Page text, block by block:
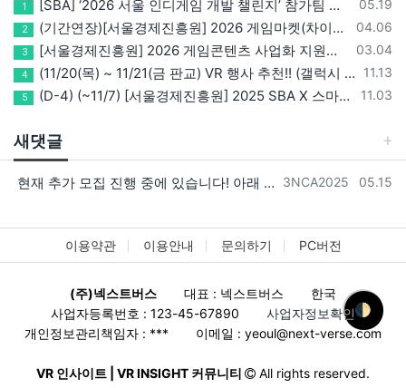
🌓
등록일
05.19
1 [SBA] ‘2026 서울 인디게임 개발 챌린지’ 참가팀 모집
등록일
04.06
2 (기간연장)[서울경제진흥원] 2026 게임마켓(차이나조이, BIC, 지스타) 서울관 참가기업 모집!(~5/8 15:00)
등록일
03.04
3 [서울경제진흥원] 2026 게임콘텐츠 사업화 지원사업 참가기업 모집(~3/26까지)
등록일
11.13
4 (11/20(목) ~ 11/21(금 판교) VR 행사 추천!! (갤럭시 XR/ 애플 비전프로 등 기기 체험, 메타퀘스트 경품)
등록일
11.03
5 (D-4) (~11/7) [서울경제진흥원] 2025 SBA X 스마일게이트, ‘게임랩 with STOVE INDIE’ 참가기업 모집
새댓글
등록자
3NCA2025 등록일
05.15
현재 추가 모집 진행 중에 있습니다! 아래 링크로 확인 부탁드리겠습니다~! https://next-verse.com/community/1…
이용약관 이용안내 문의하기 PC버전
(주)넥스트버스 대표 : 넥스트버스
한국
사업자등록번호 : 123-45-67890
사업자정보확인
개인정보관리책임자 : ***
이메일 : yeoul@next-verse.com
VR 인사이트 | VR INSIGHT 커뮤니티 All rights reserved.